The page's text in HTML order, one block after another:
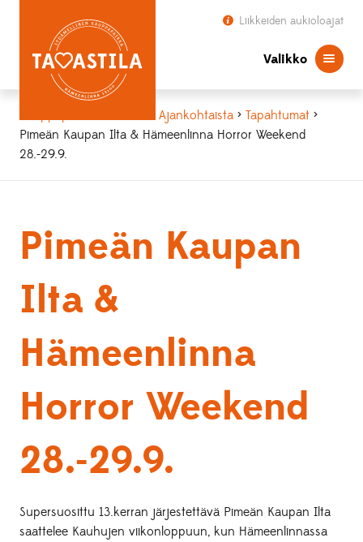
Liikkeiden aukioloajat
Valikko
>Ajankohtaista >Tapahtumat >
Pimeän Kaupan Ilta & Hämeenlinna Horror Weekend
28.-29.9.
Pimeän Kaupan
Ilta &
Hämeenlinna
Horror Weekend
28.-29.9.
Supersuosittu 13.kerran järjestettävä Pimeän Kaupan Ilta
saattelee Kauhujen viikonloppuun, kun Hämeenlinnassa